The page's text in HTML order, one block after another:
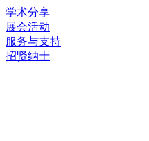
学术分享
展会活动
服务与支持
招贤纳士